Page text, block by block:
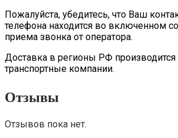
Пожалуйста, убедитесь, что Ваш
телефона находится во включенном
приема звонка от оператора.
Доставка в регионы РФ производится
транспортные компании.
Отзывы
Отзывов пока нет.